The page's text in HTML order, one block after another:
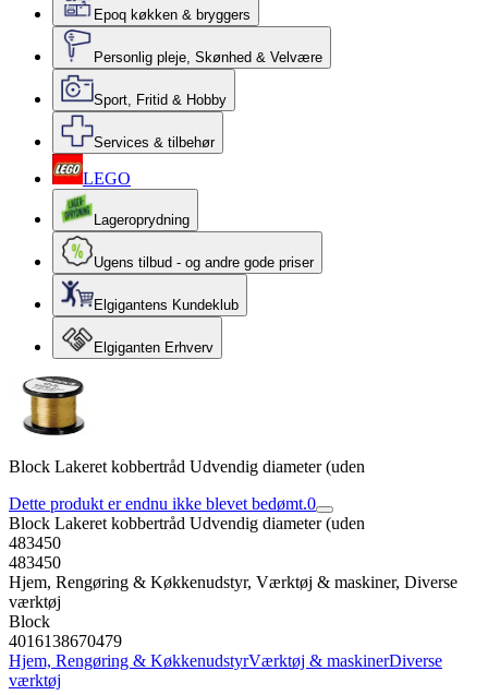
Epoq køkken & bryggers
Personlig pleje, Skønhed & Velvære
Sport, Fritid & Hobby
Services & tilbehør
LEGO
Lageroprydning
Ugens tilbud - og andre gode priser
Elgigantens Kundeklub
Elgiganten Erhverv
Block Lakeret kobbertråd Udvendig diameter (uden
Dette produkt er endnu ikke blevet bedømt.0
Block Lakeret kobbertråd Udvendig diameter (uden
483450
483450
Hjem, Rengøring & Køkkenudstyr, Værktøj & maskiner, Diverse
værktøj
Block
4016138670479
Hjem, Rengøring & KøkkenudstyrVærktøj & maskinerDiverse
værktøj